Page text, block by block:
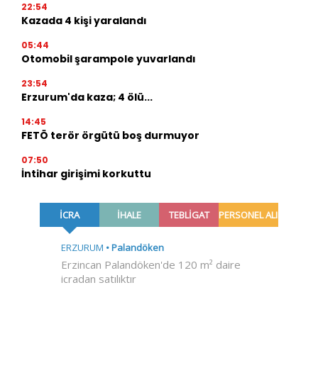
22:54
Kazada 4 kişi yaralandı
05:44
Otomobil şarampole yuvarlandı
23:54
Erzurum'da kaza; 4 ölü...
14:45
FETÖ terör örgütü boş durmuyor
07:50
İntihar girişimi korkuttu